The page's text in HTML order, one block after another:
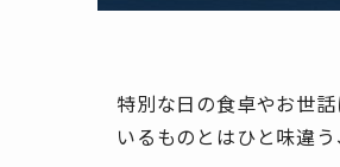
特別な日の食卓やお世
いるものとはひと味違